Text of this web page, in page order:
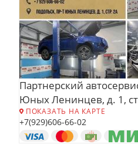
Партнерский
Юных Ленинцев, д. 1,
ПОКАЗАТЬ НА КАРТЕ
+7(929)606-66-02